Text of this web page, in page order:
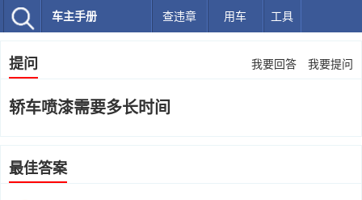
车主手册 查违章 用车 工具
提问 我要回答 我要提问
轿车喷漆需要多长时间
最佳答案